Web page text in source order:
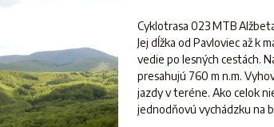
Cyklotrasa 023 MTB
Jej dĺžka od Pavloviec až k
vedie po lesných cestách.
presahujú 760 m n.m.
jazdy v teréne. Ako celok
jednodňovú vychádzku na